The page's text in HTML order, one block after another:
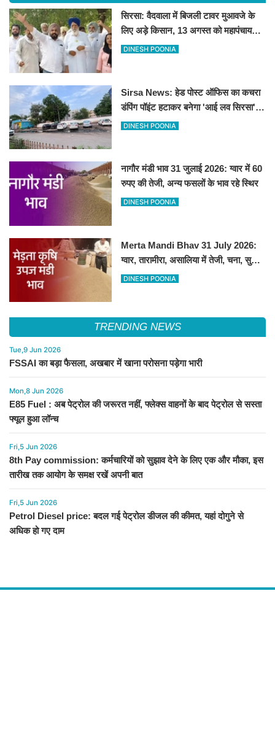
सिरसा: वैदवाला में बिजली टावर मुआवजे के
लिए अड़े किसान, 13 अगस्त को महापंचायत
का ऐलान
DINESH POONIA
Sirsa News: हेड पोस्ट ऑफिस का कचरा
डंपिंग पॉइंट हटाकर बनेगा 'आई लव सिरसा'
सेल्फी पॉइंट
DINESH POONIA
नागौर मंडी भाव 31 जुलाई 2026: ग्वार में 60
रुपए की तेजी, अन्य फसलों के भाव रहे स्थिर
DINESH POONIA
Merta Mandi Bhav 31 July 2026:
ग्वार, तारामीरा, असालिया में तेजी, चना, सुवा,
रायड़ा मंदे बिके
DINESH POONIA
TRENDING NEWS
Tue,9 Jun 2026
FSSAI का बड़ा फैसला, अखबार में खाना परोसना पड़ेगा भारी
Mon,8 Jun 2026
E85 Fuel : अब पेट्रोल की जरूरत नहीं, फ्लेक्स वाहनों के बाद पेट्रोल से सस्ता
फ्यूल हुआ लॉन्च
Fri,5 Jun 2026
8th Pay commission: कर्मचारियों को सुझाव देने के लिए एक और मौका, इस
तारीख तक आयोग के समक्ष रखें अपनी बात
Fri,5 Jun 2026
Petrol Diesel price: बदल गई पेट्रोल डीजल की कीमत, यहां दोगुने से
अधिक हो गए दाम